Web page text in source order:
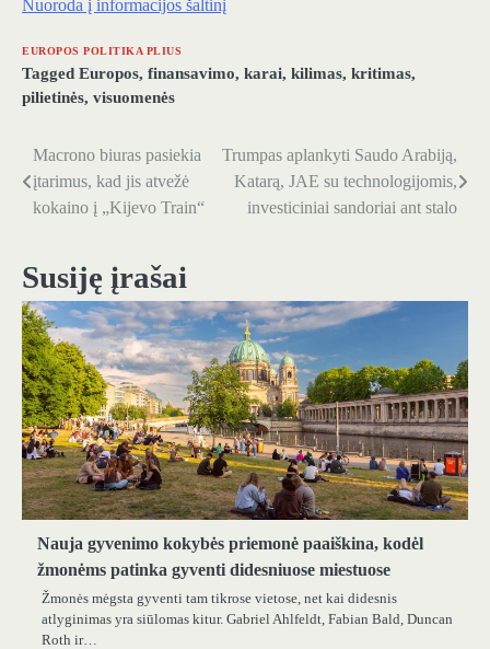
Nuoroda į informacijos šaltinį
EUROPOS POLITIKA PLIUS
Tagged Europos, finansavimo, karai, kilimas, kritimas,
pilietinės, visuomenės
Navigacija
tarp
Macrono biuras pasiekia
įtarimus, kad jis atvežė
kokaino į „Kijevo Train“
Trumpas aplankyti Saudo Arabiją,
Katarą, JAE su technologijomis,
investiciniai sandoriai ant stalo
Susiję įrašai
Nauja gyvenimo kokybės priemonė paaiškina, kodėl
žmonėms patinka gyventi didesniuose miestuose
Žmonės mėgsta gyventi tam tikrose vietose, net kai didesnis
atlyginimas yra siūlomas kitur. Gabriel Ahlfeldt, Fabian Bald, Duncan
Roth ir…